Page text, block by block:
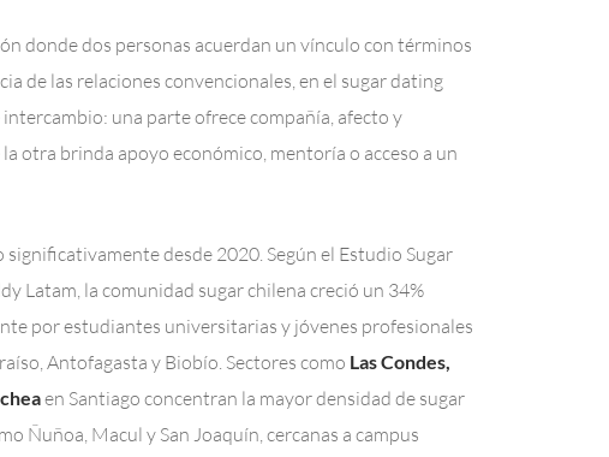
donde dos personas acuerdan un vínculo con términos
de las relaciones convencionales, en el sugar dating
una parte ofrece compañía, afecto y
otra brinda apoyo económico, mentoría o acceso a un
desde 2020. Según el Estudio Sugar
Latam, la comunidad sugar chilena creció un 34%
por estudiantes universitarias y jóvenes profesionales
Antofagasta y Biobío. Sectores como Las Condes,
en Santiago concentran la mayor densidad de sugar
Ñuñoa, Macul y San Joaquín, cercanas a campus